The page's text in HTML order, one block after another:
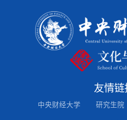
友情链
中央财经大学 研究生院